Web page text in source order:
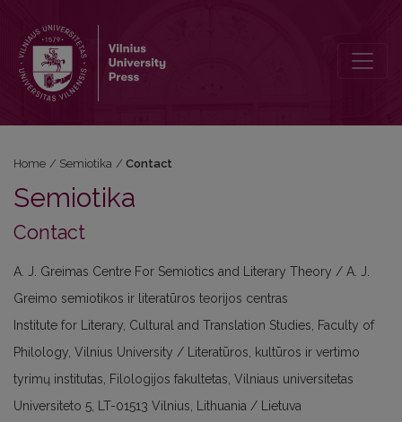
Home / Semiotika / Contact
Semiotika
Contact
A. J. Greimas Centre For Semiotics and Literary Theory / A. J.
Greimo semiotikos ir literatūros teorijos centras
Institute for Literary, Cultural and Translation Studies, Faculty of
Philology, Vilnius University / Literatūros, kultūros ir vertimo
tyrimų institutas, Filologijos fakultetas, Vilniaus universitetas
Universiteto 5, LT-01513 Vilnius, Lithuania / Lietuva